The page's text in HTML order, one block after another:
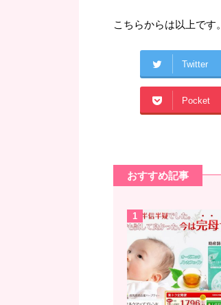
こちらからは以上です。
Twitter
Pocket
おすすめ記事
1